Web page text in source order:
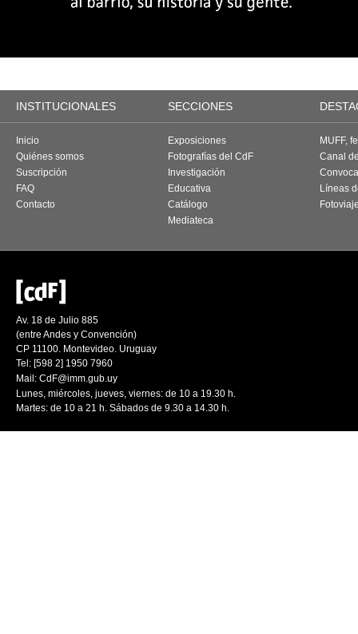
INSTITUCIONALES SECCIONES
Inicio
Quiénes somos
Suscripción
FAQ
Contacto
Exposiciones
Fotografías del CdF
Investigación
Educativa
Catálogo
Mediateca
MUFF,
Canal
Líneas
Av. 18 de Julio 885
(entre Andes y Convención)
CP 11100. Montevideo. Uruguay
Tel: [598 2] 1950 7960
Mail: CdF@imm.gub.uy
Lunes, miércoles, jueves, viernes: de 10 a 19.30 h.
Martes: de 10 a 21 h. Sábados de 9.30 a 14.30 h.